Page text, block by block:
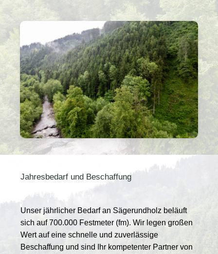
Jahresbedarf und Beschaffung
Unser jährlicher Bedarf an Sägerundholz beläuft
sich auf 700.000 Festmeter (fm). Wir legen großen
Wert auf eine schnelle und zuverlässige
Beschaffung und sind Ihr kompetenter Partner von